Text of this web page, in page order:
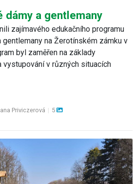
dámy a gentlemany
zajímavého edukačního programu
gentlemany na Žerotínském zámku v
byl zaměřen na základy
vystupování v různých situacích
Priviczerová | 5